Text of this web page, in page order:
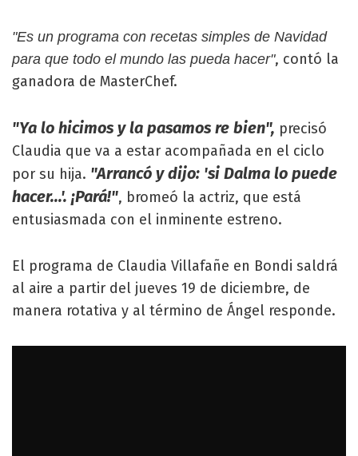
"Es un programa con recetas simples de Navidad
para que todo el mundo las pueda hacer", contó la
ganadora de MasterChef.
"Ya lo hicimos y la pasamos re bien", precisó
Claudia que va a estar acompañada en el ciclo
por su hija. "Arrancó y dijo: 'si Dalma lo puede
hacer...'. ¡Pará!", bromeó la actriz, que está
entusiasmada con el inminente estreno.
El programa de Claudia Villafañe en Bondi saldrá
al aire a partir del jueves 19 de diciembre, de
manera rotativa y al término de Ángel responde.